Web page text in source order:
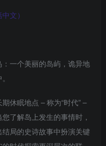
文）
：一个美丽的岛屿，诡异地
休眠地点 – 称为“时代” –
了解岛上发生的事情时，
局的史诗故事中扮演关键